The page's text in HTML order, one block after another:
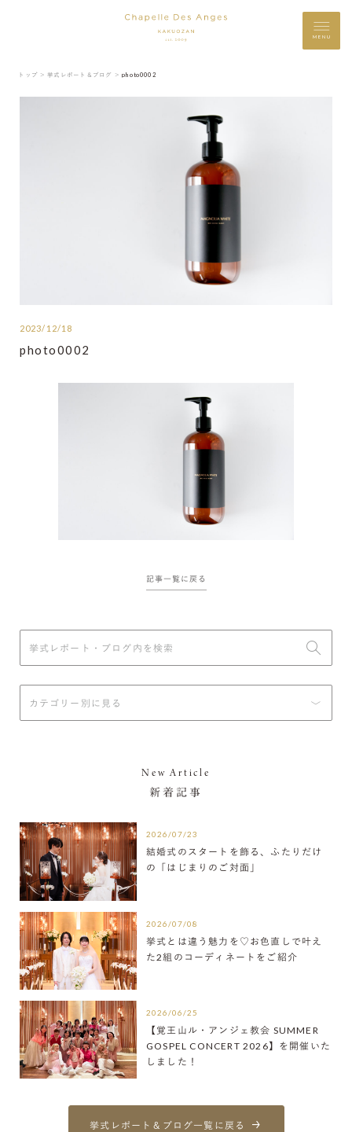
MENU
トップ ＞ 挙式レポート＆ブログ ＞ photo0002
2023/12/18
photo0002
記事一覧に戻る
New Article
新着記事
2026/07/23
結婚式のスタートを飾る、ふたりだけ
の「はじまりのご対面」
2026/07/08
挙式とは違う魅力を♡お色直しで叶え
た2組のコーディネートをご紹介
2026/06/25
【覚王山ル・アンジェ教会 SUMMER
GOSPEL CONCERT 2026】を開催いた
しました！
挙式レポート＆ブログ一覧に戻る